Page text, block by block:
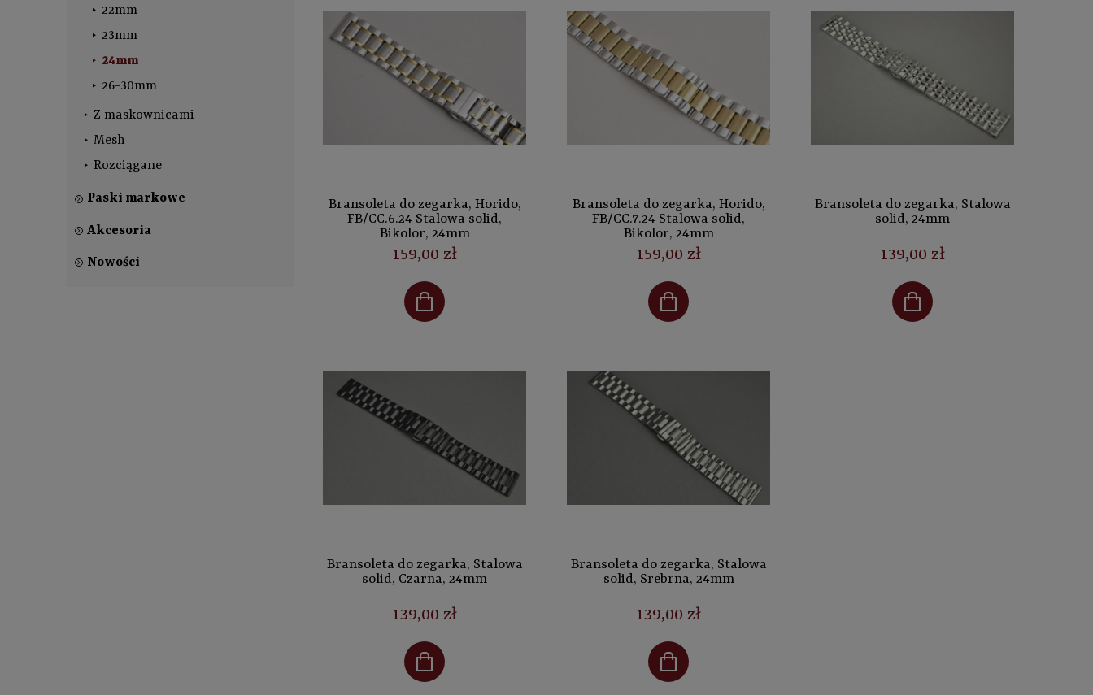
22mm
23mm
24mm
26-30mm
Z maskownicami
Mesh
Rozciągane
Paski markowe
Akcesoria
Nowości
Bransoleta do zegarka, Horido,
FB/CC.6.24 Stalowa solid,
Bikolor, 24mm
159,00 zł
Bransoleta do zegarka, Horido,
FB/CC.7.24 Stalowa solid,
Bikolor, 24mm
159,00 zł
Bransoleta do zegarka, Stalowa
solid, 24mm
139,00 zł
Bransoleta do zegarka, Stalowa
solid, Czarna, 24mm
139,00 zł
Bransoleta do zegarka, Stalowa
solid, Srebrna, 24mm
139,00 zł